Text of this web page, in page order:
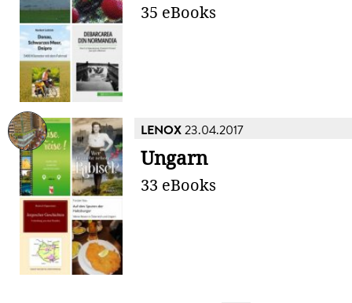
35 eBooks
LENOX23.04.2017
Ungarn
33 eBooks